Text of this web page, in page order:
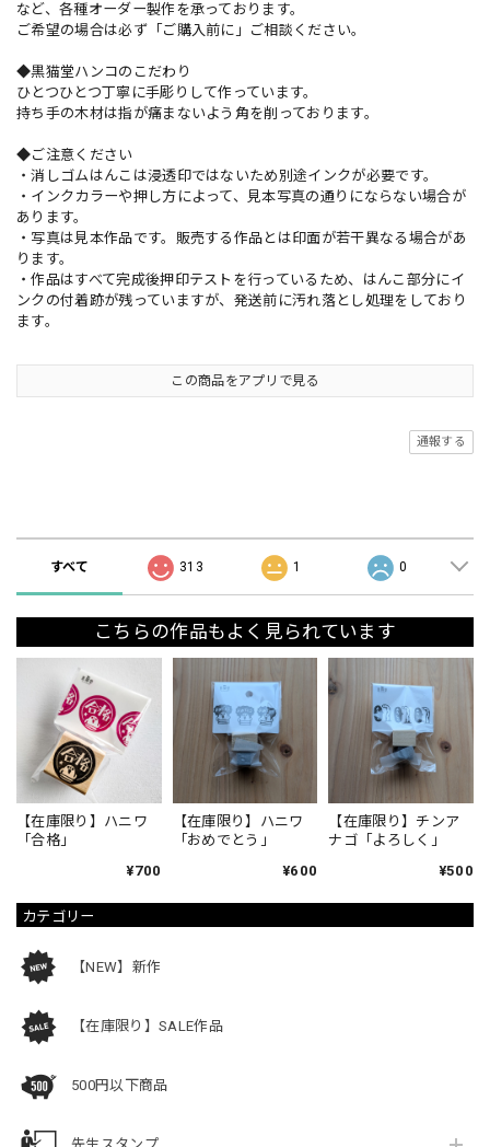
カテゴリー
【NEW】新作
【在庫限り】SALE作品
500円以下商品
など、各種オーダー製作を承っております。
ご希望の場合は必ず「ご購入前に」ご相談ください。
◆黒猫堂ハンコのこだわり
ひとつひとつ丁寧に手彫りして作っています。
持ち手の木材は指が痛まないよう角を削っております。
◆ご注意ください
・消しゴムはんこは浸透印ではないため別途インクが必要です。
・インクカラーや押し方によって、見本写真の通りにならない場合が
あります。
・写真は見本作品です。販売する作品とは印面が若干異なる場合があ
ります。
・作品はすべて完成後押印テストを行っているため、はんこ部分にイ
ンクの付着跡が残っていますが、発送前に汚れ落とし処理をしており
ます。
この商品をアプリで見る
通報する
すべて 313 1 0
こちらの作品もよく見られています
【在庫限り】ハニワ
「合格」
¥700
【在庫限り】ハニワ
「おめでとう」
¥600
【在庫限り】チンア
ナゴ「よろしく」
¥500